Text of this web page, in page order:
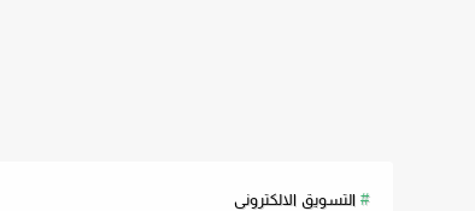
التسويق الالكترونى